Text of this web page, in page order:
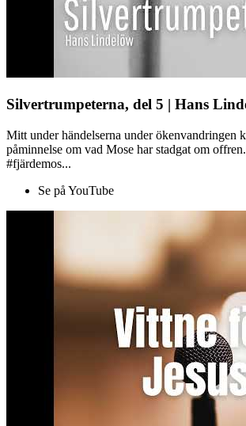
Silvertrumpeterna, del 5 | Hans
Mitt under händelserna under ökenvandringen
påminnelse om vad Mose har stadgat om
#fjärdemos...
Se på YouTube